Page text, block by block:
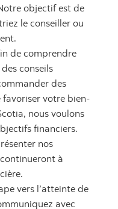
objectif est de
le conseiller ou
de comprendre
conseils
des
favoriser votre bien-
nous voulons
financiers.
nos
à
vers l’atteinte de
avec